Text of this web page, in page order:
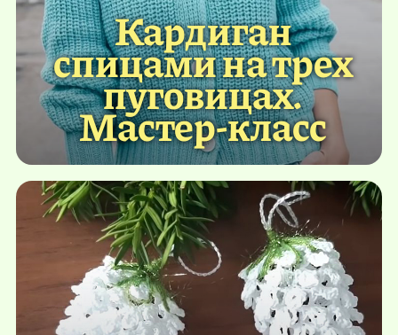
Кардиган
спицами на трех
пуговицах.
Мастер-класс